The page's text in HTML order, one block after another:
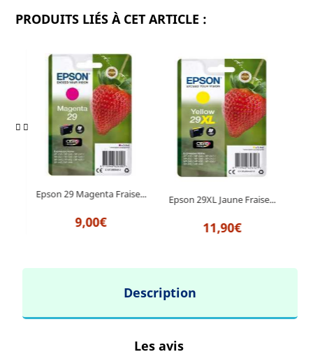
PRODUITS LIÉS À CET ARTICLE :
Epson 29 Magenta Fraise...
9,00€
Epson 29XL Jaune Fraise...
11,90€
Description
Les avis